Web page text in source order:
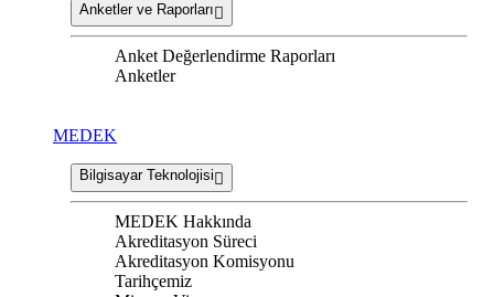
Anketler ve Raporları
Anket Değerlendirme Raporları
Anketler
MEDEK
Bilgisayar Teknolojisi
MEDEK Hakkında
Akreditasyon Süreci
Akreditasyon Komisyonu
Tarihçemiz